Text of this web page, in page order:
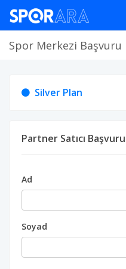
Spor Merkezi Başvuru
Silver Plan
Partner Satıcı
Ad
Soyad